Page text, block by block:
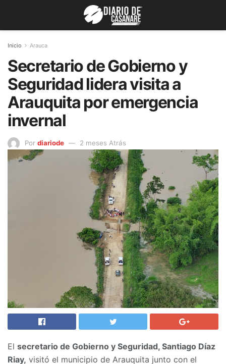
Inicio Arauca
Secretario de Gobierno y
Seguridad lidera visita a
Arauquita por emergencia
invernal
Por diariode 2 meses Atrás
El secretario de Gobierno y Seguridad, Santiago Díaz
Riay, visitó el municipio de Arauquita junto con el